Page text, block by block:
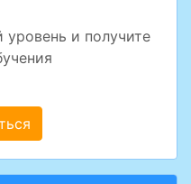
и получите